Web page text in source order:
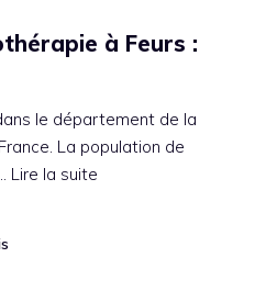
à Feurs :
le département de la
La population de
Lire la suite